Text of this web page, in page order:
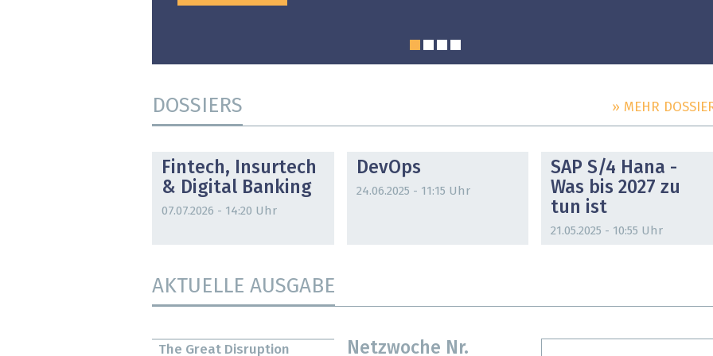
DOSSIERS » MEHR
Fintech, Insurtech
& Digital Banking
07.07.2026 - 14:20 Uhr
DevOps
24.06.2025 - 11:15 Uhr
SAP S/4 Hana -
Was bis 2027 zu
tun ist
21.05.2025 - 10:55 Uhr
AKTUELLE AUSGABE
Netzwoche Nr.
The Great Disruption